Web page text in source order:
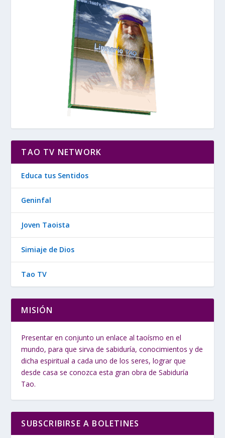
TAO TV NETWORK
Educa tus Sentidos
Geninfal
Joven Taoista
Simiaje de Dios
Tao TV
MISIÓN
Presentar en conjunto un enlace al taoísmo en el
mundo, para que sirva de sabiduría, conocimientos y de
dicha espiritual a cada uno de los seres, lograr que
desde casa se conozca esta gran obra de Sabiduría
Tao.
SUBSCRIBIRSE A BOLETINES